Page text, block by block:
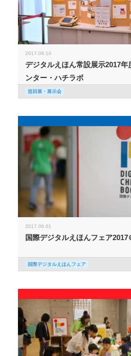
2017.06.10
デジタルえほん常設展示2017年
ンター・ハチラボ
巡回展・展示会
2017.06.01
国際デジタルえほんフェア2017
国際デジタルえほんフェア